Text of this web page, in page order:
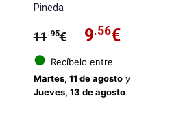
Pineda
11.95€
El
precio
original
9.56€El
actual
● Recíbelo entre
Martes, 11 de agostoy
Jueves, 13 de agosto